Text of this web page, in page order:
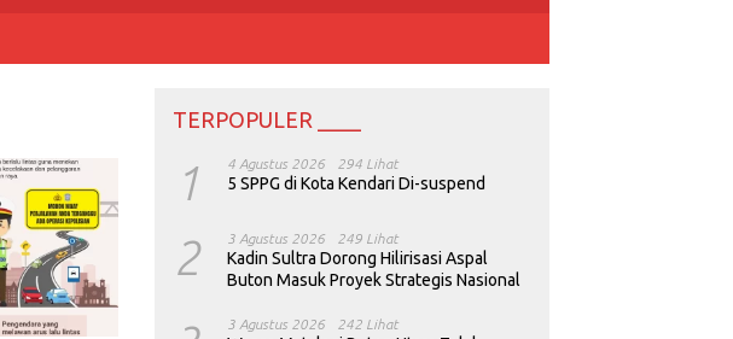
TERPOPULER ____
1 4 Agustus 2026 294 Lihat
5 SPPG di Kota Kendari Di-suspend
2 3 Agustus 2026 249 Lihat
Kadin Sultra Dorong Hilirisasi Aspal
Buton Masuk Proyek Strategis Nasional
3 Agustus 2026 242 Lihat